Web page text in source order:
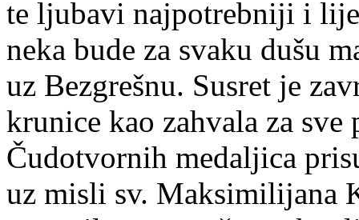
te ljubavi najpotrebniji i
neka bude za svaku dušu
uz Bezgrešnu. Susret je
krunice kao zahvala za
Čudotvornih medaljica
uz misli sv. Maksimilijana